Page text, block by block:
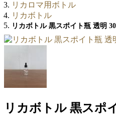
リカロマ用ボトル
リカボトル
リカボトル 黒スポイト瓶 透明
リカボトル 黒スポ